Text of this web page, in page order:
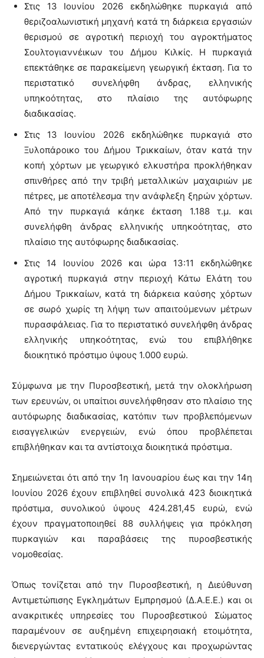
Στις 13 Ιουνίου 2026 εκδηλώθηκε πυρκαγιά από
θεριζοαλωνιστική μηχανή κατά τη διάρκεια εργασιών
θερισμού σε αγροτική περιοχή του αγροκτήματος
Σουλτογιαννέικων του Δήμου Κιλκίς. Η πυρκαγιά
επεκτάθηκε σε παρακείμενη γεωργική έκταση. Για το
περιστατικό συνελήφθη άνδρας, ελληνικής
υπηκοότητας, στο πλαίσιο της αυτόφωρης
διαδικασίας.
Στις 13 Ιουνίου 2026 εκδηλώθηκε πυρκαγιά στο
Ξυλοπάροικο του Δήμου Τρικκαίων, όταν κατά την
κοπή χόρτων με γεωργικό ελκυστήρα προκλήθηκαν
σπινθήρες από την τριβή μεταλλικών μαχαιριών με
πέτρες, με αποτέλεσμα την ανάφλεξη ξηρών χόρτων.
Από την πυρκαγιά κάηκε έκταση 1.188 τ.μ. και
συνελήφθη άνδρας ελληνικής υπηκοότητας, στο
πλαίσιο της αυτόφωρης διαδικασίας.
Στις 14 Ιουνίου 2026 και ώρα 13:11 εκδηλώθηκε
αγροτική πυρκαγιά στην περιοχή Κάτω Ελάτη του
Δήμου Τρικκαίων, κατά τη διάρκεια καύσης χόρτων
σε σωρό χωρίς τη λήψη των απαιτούμενων μέτρων
πυρασφάλειας. Για το περιστατικό συνελήφθη άνδρας
ελληνικής υπηκοότητας, ενώ του επιβλήθηκε
διοικητικό πρόστιμο ύψους 1.000 ευρώ.
Σύμφωνα με την Πυροσβεστική, μετά την ολοκλήρωση
των ερευνών, οι υπαίτιοι συνελήφθησαν στο πλαίσιο της
αυτόφωρης διαδικασίας, κατόπιν των προβλεπόμενων
εισαγγελικών ενεργειών, ενώ όπου προβλέπεται
επιβλήθηκαν και τα αντίστοιχα διοικητικά πρόστιμα.
Σημειώνεται ότι από την 1η Ιανουαρίου έως και την 14η
Ιουνίου 2026 έχουν επιβληθεί συνολικά 423 διοικητικά
πρόστιμα, συνολικού ύψους 424.281,45 ευρώ, ενώ
έχουν πραγματοποιηθεί 88 συλλήψεις για πρόκληση
πυρκαγιών και παραβάσεις της πυροσβεστικής
νομοθεσίας.
Όπως τονίζεται από την Πυροσβεστική, η Διεύθυνση
Αντιμετώπισης Εγκλημάτων Εμπρησμού (Δ.Α.Ε.Ε.) και οι
ανακριτικές υπηρεσίες του Πυροσβεστικού Σώματος
παραμένουν σε αυξημένη επιχειρησιακή ετοιμότητα,
διενεργώντας εντατικούς ελέγχους και προχωρώντας